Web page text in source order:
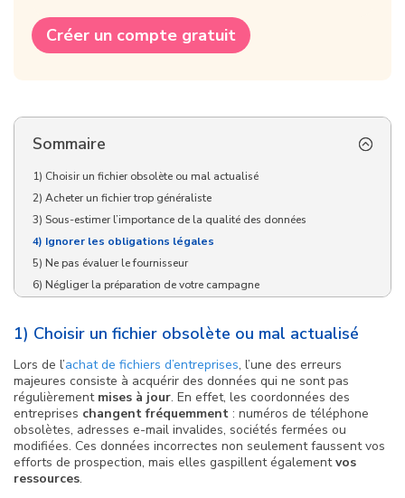
Créer un compte gratuit
Sommaire
1) Choisir un fichier obsolète ou mal actualisé
2) Acheter un fichier trop généraliste
3) Sous-estimer l’importance de la qualité des données
4) Ignorer les obligations légales
5) Ne pas évaluer le fournisseur
6) Négliger la préparation de votre campagne
Les autres articles à lire absolument :
1) Choisir un fichier obsolète ou mal actualisé
Lors de l’achat de fichiers d’entreprises, l’une des erreurs
majeures consiste à acquérir des données qui ne sont pas
régulièrement mises à jour. En effet, les coordonnées des
entreprises changent fréquemment : numéros de téléphone
obsolètes, adresses e-mail invalides, sociétés fermées ou
modifiées. Ces données incorrectes non seulement faussent vos
efforts de prospection, mais elles gaspillent égalementvos
ressources.